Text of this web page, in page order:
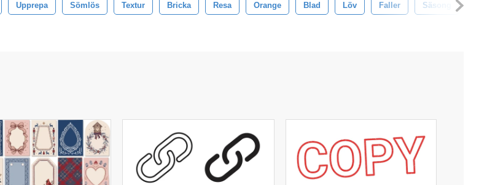
Upprepa Sömlös Textur Bricka Resa Orange Blad Löv Faller Säsong